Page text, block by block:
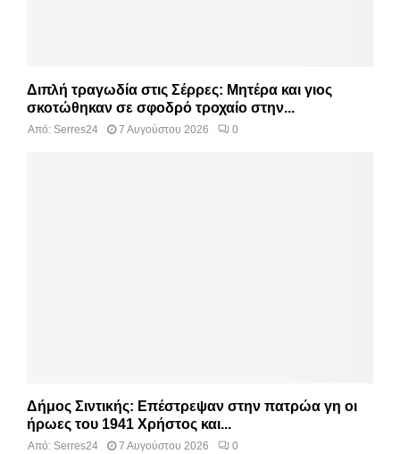
Διπλή τραγωδία στις Σέρρες: Μητέρα και γιος
σκοτώθηκαν σε σφοδρό τροχαίο στην...
Από: Serres24 7 Αυγούστου 2026 0
Δήμος Σιντικής: Επέστρεψαν στην πατρώα γη οι
ήρωες του 1941 Χρήστος και...
Από: Serres24 7 Αυγούστου 2026 0